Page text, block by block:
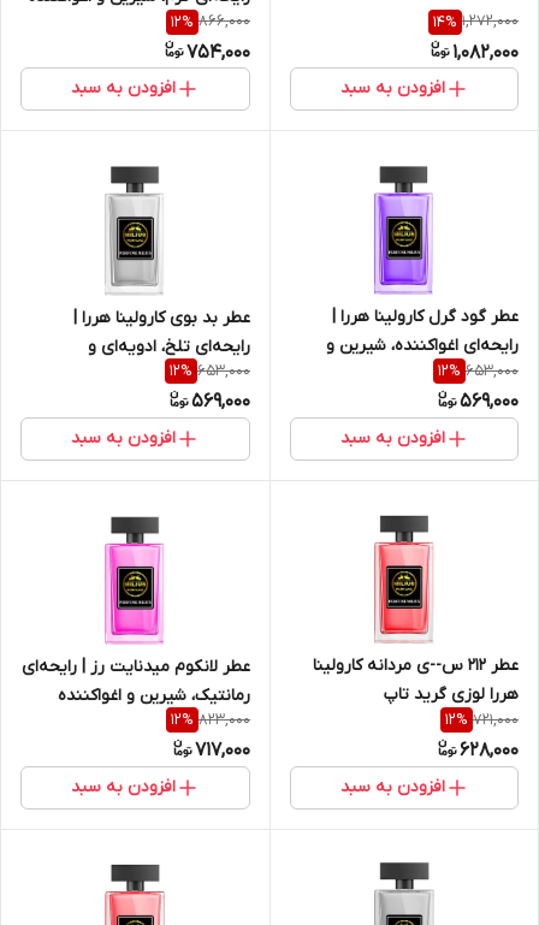
1,272,000
14%
1,082,000
افزودن به سبد
866,000
12%
754,000
افزودن به سبد
عطر گود گرل کارولینا هررا |
رایحه‌ای اغواکننده، شیرین و
زنانه
653,000
12%
569,000
افزودن به سبد
عطر بد بوی کارولینا هررا |
رایحه‌ای تلخ، ادویه‌ای و
اغواکننده
653,000
12%
569,000
افزودن به سبد
عطر 212 س--ی مردانه کارولینا
هررا لوزی گرید تاپ
721,000
12%
628,000
افزودن به سبد
عطر لانکوم میدنایت رز | رایحه‌ای
رمانتیک، شیرین و اغواکننده
823,000
12%
717,000
افزودن به سبد